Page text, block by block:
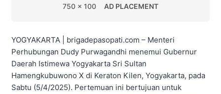
750 x 100 AD PLACEMENT
YOGYAKARTA | brigadepasopati.com – Menteri
Perhubungan Dudy Purwagandhi menemui Gubernur
Daerah Istimewa Yogyakarta Sri Sultan
Hamengkubuwono X di Keraton Kilen, Yogyakarta, pada
Sabtu (5/4/2025). Pertemuan ini bertujuan untuk